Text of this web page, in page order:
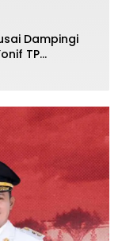
Dampingi
TP